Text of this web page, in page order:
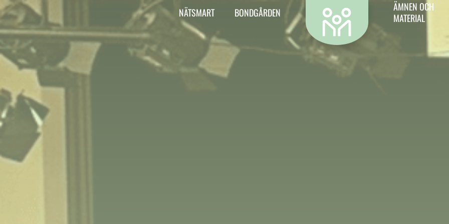
NÄTSMART BONDGÅRDEN
ÄMNEN OCH
MATERIAL
Här kan du läsa om vad Aktiv Skola gör, har
gjort och ska göra.
Vill du kontakta oss? Då är det hit du ska.